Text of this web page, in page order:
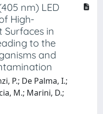
nm) LED
High-
in
to the
and
P.; De Palma, I.;
M.; Marini, D.;